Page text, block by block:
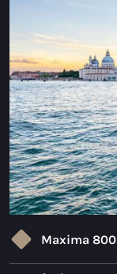
Sloepen
Maxima 490
Maxima 550
Maxima 600
Maxima 620 Retro
Maxima 630 NEW
Maxima 720 retro
Maxima